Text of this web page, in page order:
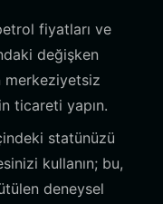
fiyatları ve
değişken
merkeziyetsiz
ticareti yapın.
statünüzü
kullanın; bu,
deneysel